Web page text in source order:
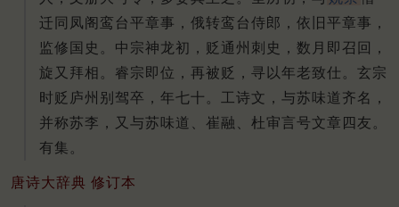
迁同凤阁鸾台平章事，俄转鸾台侍郎，依旧平章事，
监修国史。 中宗神龙初，贬通州刺史，数月即召回，
旋又拜相。 睿宗即位，再被贬，寻以年老致仕。 玄宗
时贬庐州别驾卒，年七十。 工诗文，与苏味道齐名，
并称苏李，又与苏味道、崔融、杜审言号文章四友。
有集。
唐诗大辞典 修订本